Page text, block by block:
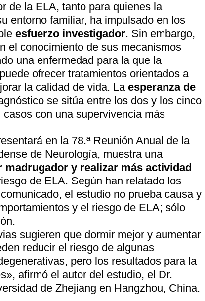
de la ELA, tanto para quienes la
entorno familiar, ha impulsado en los
esfuerzo investigador. Sin embargo,
el conocimiento de sus mecanismos
una enfermedad para la que la
ofrecer tratamientos orientados a
la calidad de vida. Laesperanza de
se sitúa entre los dos y los cinco
con una supervivencia más
en la 78.ª Reunión Anual de la
de Neurología, muestra una
madrugador y realizar más actividad
de ELA. Según han relatado los
el estudio no prueba causa y
y el riesgo de ELA; sólo
sugieren que dormir mejor y aumentar
reducir el riesgo de algunas
pero los resultados para la
afirmó el autor del estudio, el Dr.
de Zhejiang en Hangzhou, China.